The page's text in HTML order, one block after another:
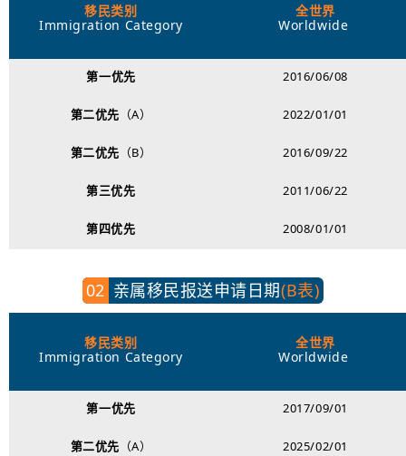
移民类别
Immigration Category
全世界
Worldwide
第一优先 2016/06/08
第二优先 （A） 2022/01/01
第二优先 （B） 2016/09/22
第三优先 2011/06/22
第四优先 2008/01/01
02 亲属移民报送申请日期(B表)
移民类别
Immigration Category
全世界
Worldwide
第一优先 2017/09/01
第二优先 （A） 2025/02/01